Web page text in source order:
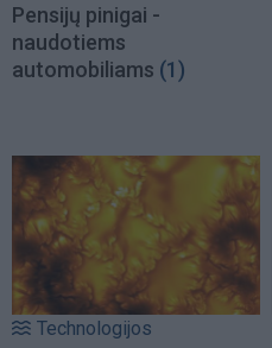
Pensijų pinigai -
naudotiems
automobiliams (1)
Technologijos